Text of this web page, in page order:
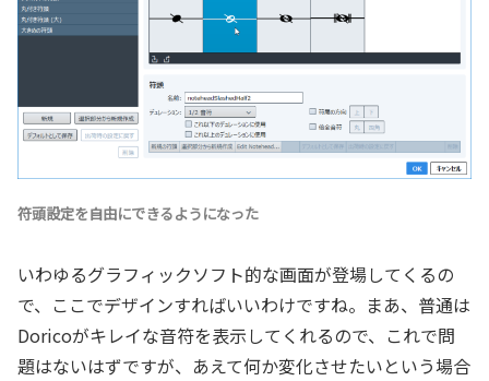
符頭設定を自由にできるようになった
いわゆるグラフィックソフト的な画面が登場してくるの
で、ここでデザインすればいいわけですね。まあ、普通は
Doricoがキレイな音符を表示してくれるので、これで問
題はないはずですが、あえて何か変化させたいという場合